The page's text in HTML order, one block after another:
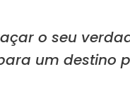
o seu
um destino